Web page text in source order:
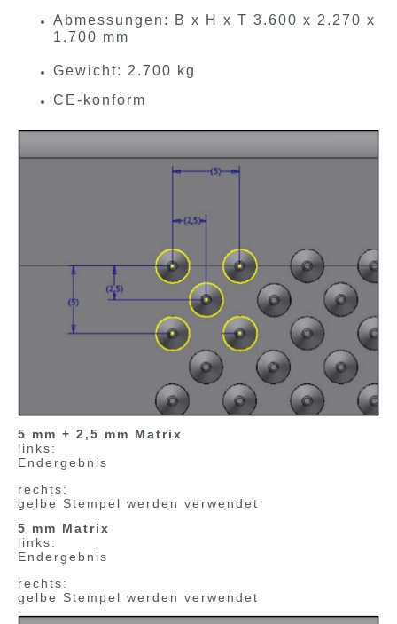
Abmessungen: B x H x T 3.600 x 2.270 x
1.700 mm
Gewicht: 2.700 kg
CE-konform
5 mm + 2,5 mm Matrix
links:
Endergebnis
rechts:
gelbe Stempel werden verwendet
5 mm Matrix
links:
Endergebnis
rechts:
gelbe Stempel werden verwendet